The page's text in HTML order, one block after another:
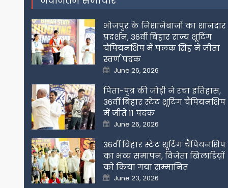
भोजपुर के निशानेबाजों का शानदार
प्रदर्शन, 36वीं बिहार राज्य शूटिंग
चैंपियनशिप में पलक सिंह ने जीता
स्वर्ण पदक
Posted
on
June 26, 2026
पिता-पुत्र की जोड़ी ने रचा इतिहास,
36वीं बिहार स्टेट शूटिंग चैंपियनशिप
में जीते 11 पदक
Posted
on
June 26, 2026
36वीं बिहार स्टेट शूटिंग चैंपियनशिप
का भव्य समापन, विजेता खिलाडिय़ों
को किया गया सम्मानित
Posted
on
June 23, 2026